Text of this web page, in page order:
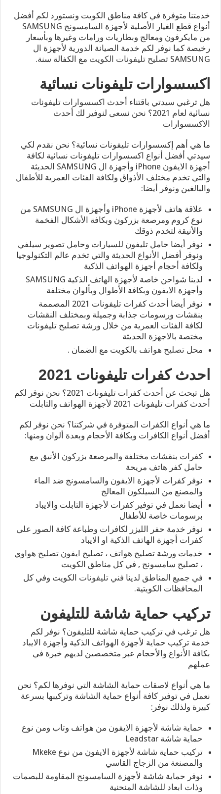
خدمتنا متوفرة في كافة مناطق الكويت ونستورد لكم أفضل
أنواع قطع الغيار الأصلية لأجهزة السامسونج SAMSUNG
من مايكرفون ومعالج وبطاريات ورامات وغيرها وبأسعار
رخيصة كما نوفر لكم خدمة الصيانة الدورية لأجهزة ال
SAMSUNG تصليح تليفونات الكويت مع الكفالة سنة.
اكسسوارات تليفونات نسائية
هل ترغبي سيدتي باقتناء أحدث اكسسوارات تليفونات
نسائية لعام 2021؟ نحن نسعى لنوفير لك أحدث
الاكسسوارات
ما هي أهم إكسسوارات تليفونات نسائية؟ نحن نقدم لكي
سيدتي أفضل أنواع اكسسوارات تليفونات نسائية لكافة
أجهزة الايفون iPhone وأجهزة ال SAMSUNG الحديثة
والتي تخدم مختلف الأذواق ولكافة الفئات العمرية للأطفال
والبالغين ونوفر أيضا:
علاقة هاتف لأجهزة iPhone وأجهزة ال SAMSUNG من
نوع كروم ومرصعة بزركون وبكافة الأشكال الفخمة
والأنيقة لتخدم ذوقك
نوفر أيضا حامل تليفون للسيارات وحامل تصوير سيلفي
ونوفر أفضل الأنواع الحديثة والتي تخدم عالم التكنولوجيا
ولكافة أحجام أجهزة الهواتف الذكية
لدينا شواحن خاصة لأجهزة الهاتف الذكية SAMSUNG
وأجهزة الايفون وبكافة الأطوال وبألوان مختلفة
نوفر أيضا أحدث كفرات تليفونات 2021 المصممة
بنقشات ورسومات جذابة وجميلة وبمختلف النقشات
لكافة الفئات العمرية من خلال ورشة تصليح تليفونات
مختصة بالاجهزة الحديثة
محلتصليح هواتف بالكويت مع الضمان .
احدث كفرات تليفونات 2021
هل تبحث عن أحدث كفرات تليفونات 2021؟ نحن نوفر لكم
أحدث كفرات تليفونات 2021 لأجهزة الهواتف والتابلت
ما هي أنواع الكفرات المتوفرة في شركتنا؟ نحن نوفر لكم
أفضل أنواع الكافرات وبكافة الأحجام وبعدة ألوان ومنها:
كفرات بنقشات مختلفة والمرصعة بزركون الأنيق مع
حامل كفر هاتف مريحة
نوفر كفرات لأجهزة الايفون والسامسونج ضد الماء
والمصنع من السيلكون المعالج
أيضا نعمل في توفير كفرات لأجهزة التابلت والايباد
برسومات خاصة للأطفال
نوفر خدمة حفر الليزر لكافرات وطباعة كافة الصور على
كفرات أجهزة الهاتف الذكية او الايباد
خدمات ورشة تصليح هواتف ، تصليح ايفون تصليح هواوي
، تصليح سامسونج , في كل مناطق الكويت
في جميع المناطق لدينا فني تليفونات الكويت وفي كل
المحافظات الكويتية.
تركيب حماية شاشة للتليفون
هل ترغب في تركيب حماية شاشة للتليفون؟ نوفر لكم
خدمة تركيب حماية لأجهزة الهواتف الذكية وأجهزة الايباد
بكافة الأنواع والأحجام عبر متخصصين لديهم خبرة في
عملهم
ما هي أنواع لاصقات حماية الشاشة التي نوفرها لكم؟ نحن
نعمل في توفير كافة أنواع حماية الشاشة وتركيبها بسرعة
كبيرة ولذلك نوفر:
حماية شاشة لأجهزة الايفون من هواتف وتاب ومن نوع
حماية شاشة Leadstar
تركيب حماية شاشة لأجهزة الايفون من نوع Mkeke
والمصنعة من الزجاج القاسي
نوفر حماية شاشة لأجهزة السامسونج المقاومة للبصمات
وذات ابعاد للشاشة المنحنية